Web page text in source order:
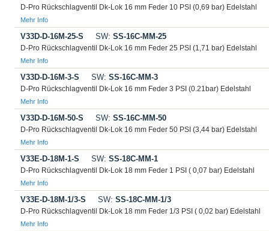
D-Pro Rückschlagventil Dk-Lok 16 mm Feder 10 PSI (0,69 bar) Edelstahl
Mehr Info
V33D-D-16M-25-S SW: SS-16C-MM-25
D-Pro Rückschlagventil Dk-Lok 16 mm Feder 25 PSI (1,71 bar) Edelstahl
Mehr Info
V33D-D-16M-3-S SW: SS-16C-MM-3
D-Pro Rückschlagventil Dk-Lok 16 mm Feder 3 PSI (0.21bar) Edelstahl
Mehr Info
V33D-D-16M-50-S SW: SS-16C-MM-50
D-Pro Rückschlagventil Dk-Lok 16 mm Feder 50 PSI (3,44 bar) Edelstahl
Mehr Info
V33E-D-18M-1-S SW: SS-18C-MM-1
D-Pro Rückschlagventil Dk-Lok 18 mm Feder 1 PSI ( 0,07 bar) Edelstahl
Mehr Info
V33E-D-18M-1/3-S SW: SS-18C-MM-1/3
D-Pro Rückschlagventil Dk-Lok 18 mm Feder 1/3 PSI ( 0,02 bar) Edelstahl
Mehr Info